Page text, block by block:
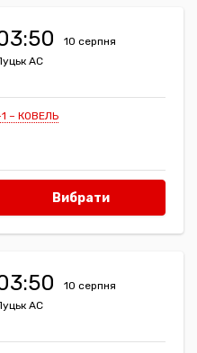
10 серпня
АС
– КОВЕЛЬ
Вибрати
10 серпня
АС